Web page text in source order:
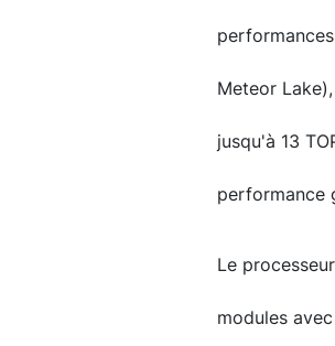
Meteor
jusqu'à 13
performance
Le
modules